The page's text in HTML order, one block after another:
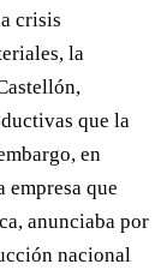
crisis
la
que la
en
empresa que
anunciaba por
nacional